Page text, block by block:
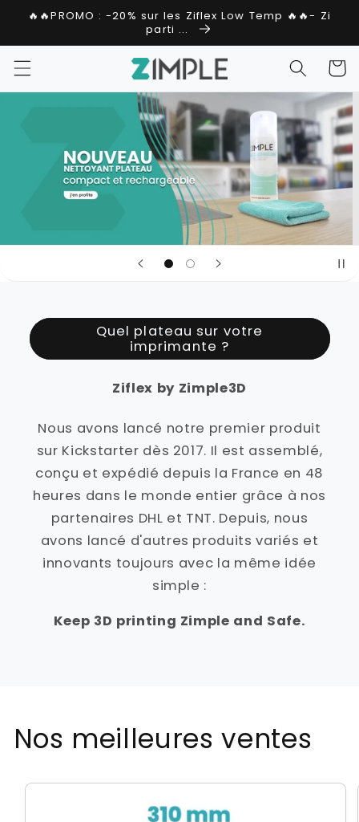
passer
contenu
🔥🔥PROMO : -20% sur les Ziflex Low Temp 🔥🔥- Zi
parti ...
Panier
Quel plateau sur votre
imprimante ?
Ziflex by Zimple3D
Nous avons lancé notre premier produit
sur Kickstarter dès 2017. Il est assemblé,
conçu et expédié depuis la France en 48
heures dans le monde entier grâce à nos
partenaires DHL et TNT. Depuis, nous
avons lancé d'autres produits variés et
innovants toujours avec la même idée
simple :
Keep 3D printing Zimple and Safe.
Nos meilleures ventes